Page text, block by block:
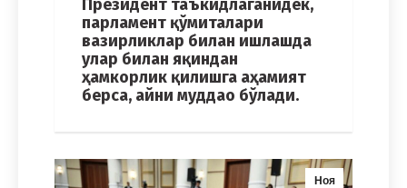
Президент таъкидлаганидек,
парламент қўмиталари
вазирликлар билан ишлашда
улар билан яқиндан
ҳамкорлик қилишга аҳамият
берса, айни муддао бўлади.
Ноя